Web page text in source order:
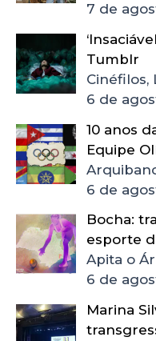
7 de
Tumblr
Cinéfilos,
6 de
10 anos
Equipe
6 de
Bocha:
esporte
Apita o
6 de
Marina